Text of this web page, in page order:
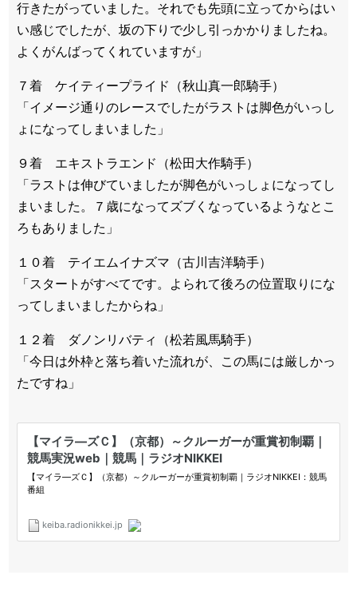
行きたがっていました。それでも先頭に立ってからはい
い感じでしたが、坂の下りで少し引っかかりましたね。
よくがんばってくれていますが」
７着 ケイティープライド（秋山真一郎騎手）
「イメージ通りのレースでしたがラストは脚色がいっし
ょになってしまいました」
９着 エキストラエンド（松田大作騎手）
「ラストは伸びていましたが脚色がいっしょになってし
まいました。７歳になってズブくなっているようなとこ
ろもありました」
１０着 テイエムイナズマ（古川吉洋騎手）
「スタートがすべてです。よられて後ろの位置取りにな
ってしまいましたからね」
１２着 ダノンリバティ（松若風馬騎手）
「今日は外枠と落ち着いた流れが、この馬には厳しかっ
たですね」